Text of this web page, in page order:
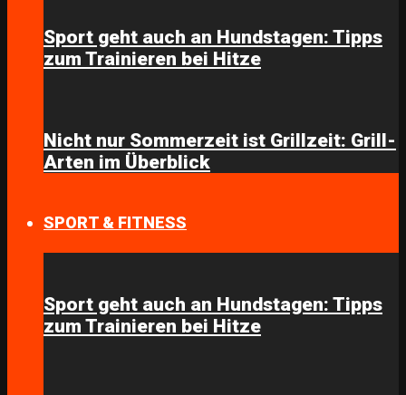
Sport geht auch an Hundstagen: Tipps
zum Trainieren bei Hitze
Nicht nur Sommerzeit ist Grillzeit: Grill-
Arten im Überblick
SPORT & FITNESS
Sport geht auch an Hundstagen: Tipps
zum Trainieren bei Hitze